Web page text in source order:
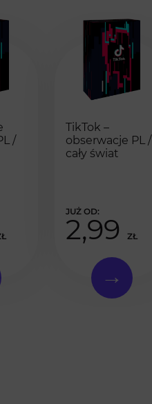
/
TikTok –
obserwacje PL /
cały świat
2,99 ZŁ